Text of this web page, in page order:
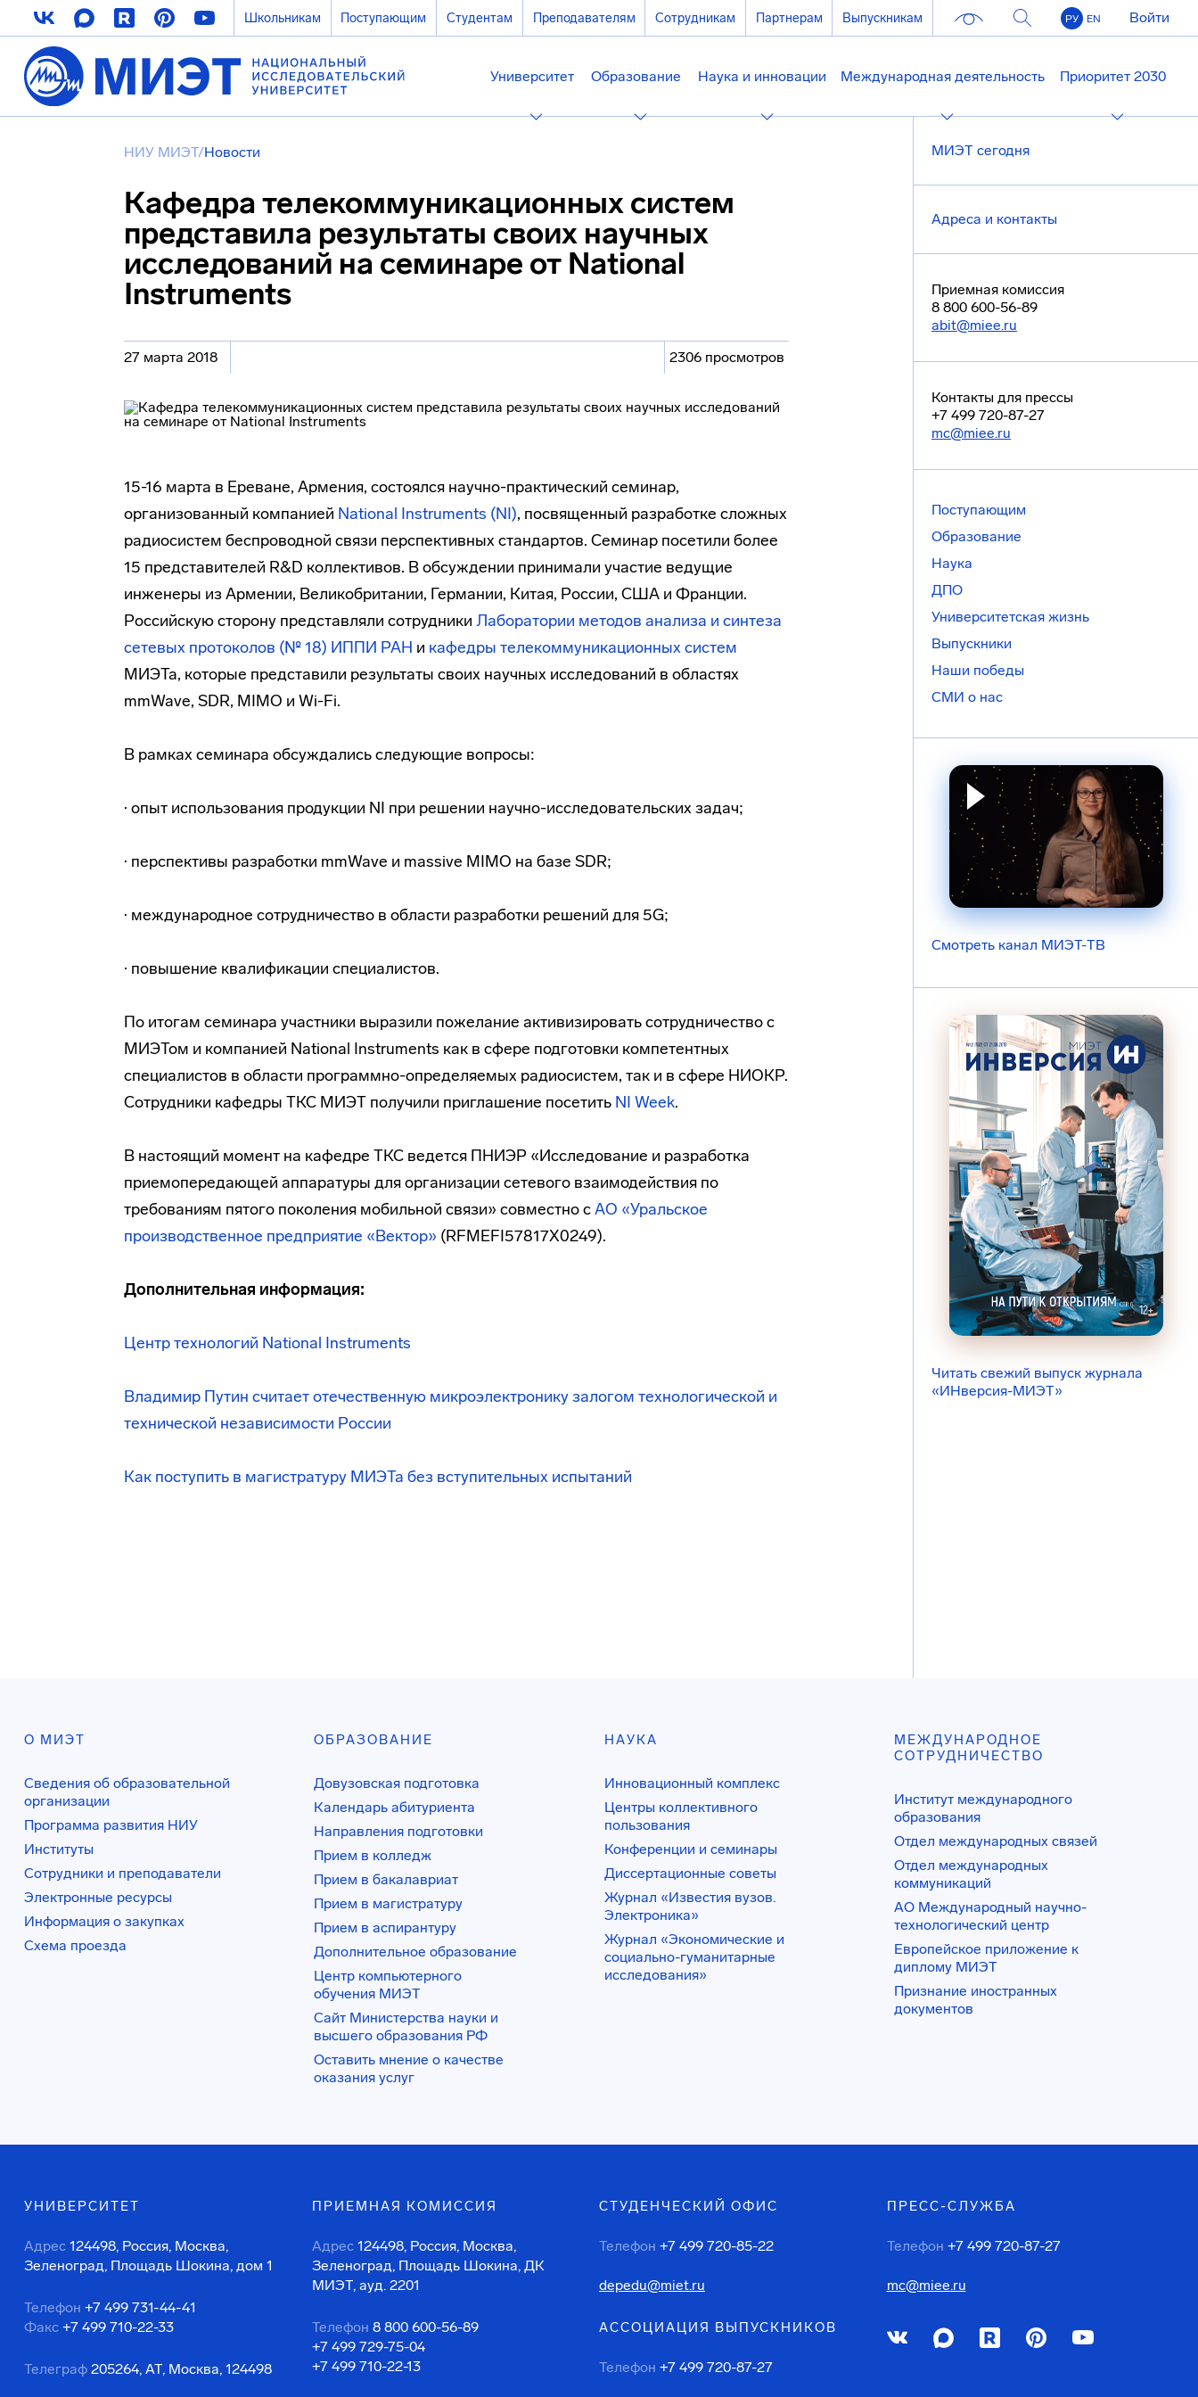
Школьникам Поступающим Студентам Преподавателям Сотрудникам Партнерам Выпускникам РУ EN Войти
Университет Образование Наука и инновации Международная деятельность Приоритет 2030
НИУ МИЭТ/Новости
Кафедра телекоммуникационных систем
представила результаты своих научных
исследований на семинаре от National
Instruments
27 марта 2018 2306 просмотров
15-16 марта в Ереване, Армения, состоялся научно-практический семинар,
организованный компанией National Instruments (NI), посвященный разработке сложных
радиосистем беспроводной связи перспективных стандартов. Семинар посетили более
15 представителей R&D коллективов. В обсуждении принимали участие ведущие
инженеры из Армении, Великобритании, Германии, Китая, России, США и Франции.
Российскую сторону представляли сотрудники Лаборатории методов анализа и синтеза
сетевых протоколов (№ 18) ИППИ РАН и кафедры телекоммуникационных систем
МИЭТа, которые представили результаты своих научных исследований в областях
mmWave, SDR, MIMO и Wi-Fi.
В рамках семинара обсуждались следующие вопросы:
· опыт использования продукции NI при решении научно-исследовательских задач;
· перспективы разработки mmWave и massive MIMO на базе SDR;
· международное сотрудничество в области разработки решений для 5G;
· повышение квалификации специалистов.
По итогам семинара участники выразили пожелание активизировать сотрудничество с
МИЭТом и компанией National Instruments как в сфере подготовки компетентных
специалистов в области программно-определяемых радиосистем, так и в сфере НИОКР.
Сотрудники кафедры ТКС МИЭТ получили приглашение посетить NI Week.
В настоящий момент на кафедре ТКС ведется ПНИЭР «Исследование и разработка
приемопередающей аппаратуры для организации сетевого взаимодействия по
требованиям пятого поколения мобильной связи» совместно сАО «Уральское
производственное предприятие «Вектор» (RFMEFI57817X0249).
Дополнительная информация:
Центр технологий National Instruments
Владимир Путин считает отечественную микроэлектронику залогом технологической и
технической независимости России
Как поступить в магистратуру МИЭТа без вступительных испытаний
МИЭТ сегодня
Адреса и контакты
Приемная комиссия
8 800 600-56-89
abit@miee.ru
Контакты для прессы
+7 499 720-87-27
mc@miee.ru
Поступающим
Образование
Наука
ДПО
Университетская жизнь
Выпускники
Наши победы
СМИ о нас
Смотреть канал МИЭТ-ТВ
Читать свежий выпуск журнала
«ИНверсия-МИЭТ»
О МИЭТ
Сведения об образовательной
организации
Программа развития НИУ
Институты
Сотрудники и преподаватели
Электронные ресурсы
Информация о закупках
Схема проезда
ОБРАЗОВАНИЕ
Довузовская подготовка
Календарь абитуриента
Направления подготовки
Прием в колледж
Прием в бакалавриат
Прием в магистратуру
Прием в аспирантуру
Дополнительное образование
Центр компьютерного
обучения МИЭТ
Сайт Министерства науки и
высшего образования РФ
Оставить мнение о качестве
оказания услуг
НАУКА
Инновационный комплекс
Центры коллективного
пользования
Конференции и семинары
Диссертационные советы
Журнал «Известия вузов.
Электроника»
Журнал «Экономические и
социально-гуманитарные
исследования»
МЕЖДУНАРОДНОЕ
СОТРУДНИЧЕСТВО
Институт международного
образования
Отдел международных связей
Отдел международных
коммуникаций
АО Международный научно-
технологический центр
Европейское приложение к
диплому МИЭТ
Признание иностранных
документов
УНИВЕРСИТЕТ
Адрес 124498, Россия, Москва,
Зеленоград, Площадь Шокина, дом 1
Телефон +7 499 731-44-41
Факс +7 499 710-22-33
Телеграф 205264, АТ, Москва, 124498
ПРИЕМНАЯ КОМИССИЯ
Адрес 124498, Россия, Москва,
Зеленоград, Площадь Шокина, ДК
МИЭТ, ауд. 2201
Телефон 8 800 600-56-89
+7 499 729-75-04
+7 499 710-22-13
СТУДЕНЧЕСКИЙ ОФИС
Телефон +7 499 720-85-22
depedu@miet.ru
АССОЦИАЦИЯ ВЫПУСКНИКОВ
Телефон +7 499 720-87-27
ПРЕСС-СЛУЖБА
Телефон +7 499 720-87-27
mc@miee.ru